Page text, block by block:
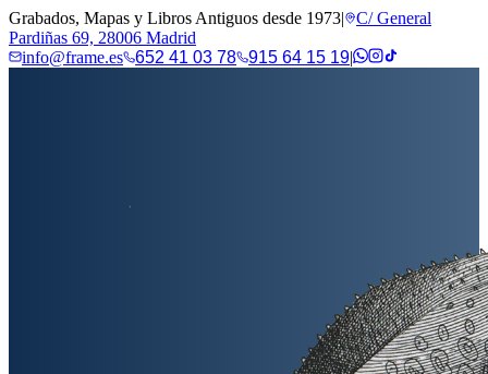
Grabados, Mapas y Libros Antiguos desde 1973|
C/ General
Pardiñas 69, 28006 Madrid
info@frame.es
652 41 03 78 915 64 15 19|